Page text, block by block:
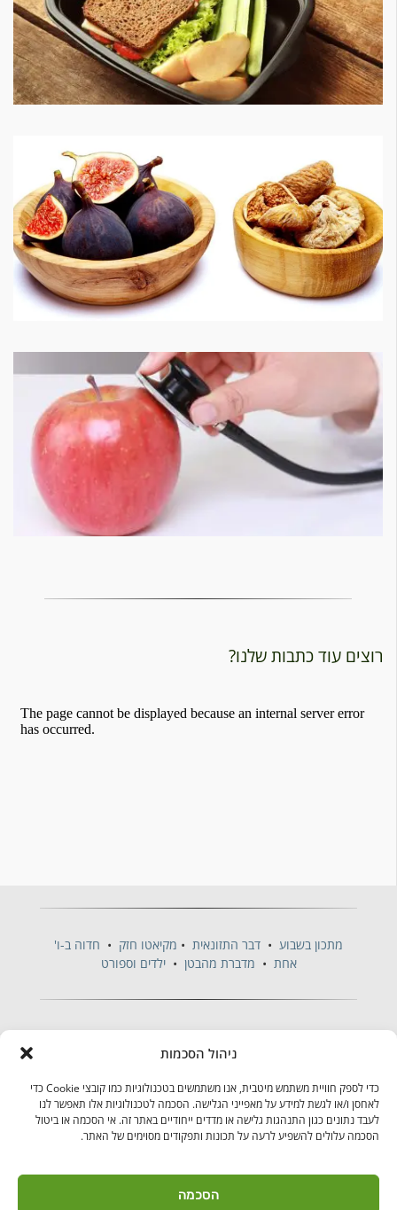
ניהול הסכמות
כדי לספק חוויית משתמש מיטבית, אנו משתמשים בטכנולוגיות כמו קובצי Cookie כדי
לאחסן ו/או לגשת למידע על מאפייני הגלישה. הסכמה לטכנולוגיות אלו תאפשר לנו
לעבד נתונים כגון התנהגות גלישה או מדדים ייחודיים באתר זה. אי הסכמה או ביטול
הסכמה עלולים להשפיע לרעה על תכונות ותפקודים מסוימים של האתר.
הסכמה
רוצים עוד כתבות שלנו?
מתכון בשבוע • דבר התזונאית • מקיאטו חזק • חדוה ב-ו'
אחת • מדברת מהבטן •ילדים וספורט
בקרו אותנו